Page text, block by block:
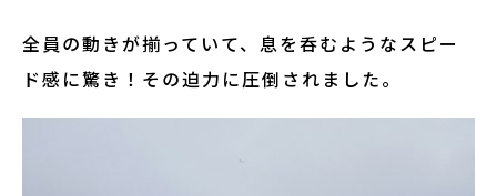
全員の動きが揃っていて、息を呑むようなスピー
ド感に驚き！その迫力に圧倒されました。